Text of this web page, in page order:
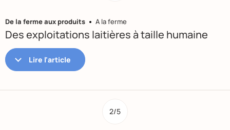
De la ferme aux produits A la ferme
Des exploitations laitières à taille humaine
2/5